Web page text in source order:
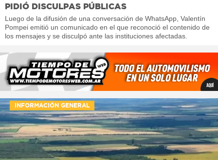
PIDIÓ DISCULPAS PÚBLICAS
Luego de la difusión de una conversación de WhatsApp, Valentín
Pompei emitió un comunicado en el que reconoció el contenido de
los mensajes y se disculpó ante las instituciones afectadas.
INFORMACIÓN GENERAL